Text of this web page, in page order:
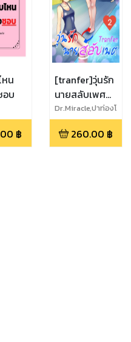
น
อบ
฿
[tranfer]วุ่นรัก
นายสลับเพศ
vol2
Dr.Miracle,ปาท่องโ
ก๋ ศรีจันทร์
260.00 ฿